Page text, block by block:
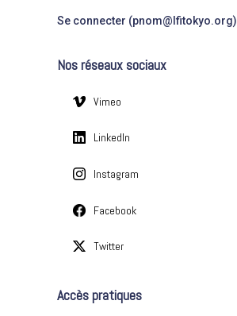
o
e
Se connecter (pnom@lfitokyo.org)
Nos réseaux sociaux
Vimeo
LinkedIn
Instagram
Facebook
Twitter
Accès pratiques